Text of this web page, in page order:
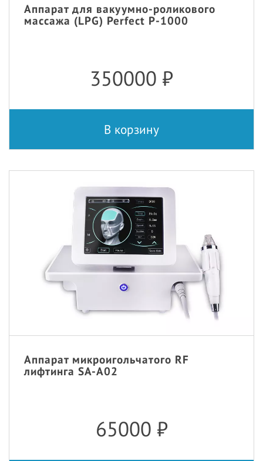
Аппарат для вакуумно-роликового
массажа (LPG) Perfect P-1000
350000 ₽
В корзину
Аппарат микроигольчатого RF
лифтинга SA-A02
65000 ₽